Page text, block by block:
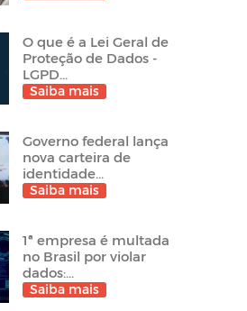
O que é a Lei Geral de
Proteção de Dados -
LGPD...
Saiba mais
Governo federal lança
nova carteira de
identidade...
Saiba mais
1ª empresa é multada
no Brasil por violar
dados:...
Saiba mais